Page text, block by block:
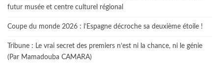
futur musée et centre culturel régional
Coupe du monde 2026 : l’Espagne décroche sa deuxième étoile !
Tribune : Le vrai secret des premiers n’est ni la chance, ni le génie
(Par Mamadouba CAMARA)